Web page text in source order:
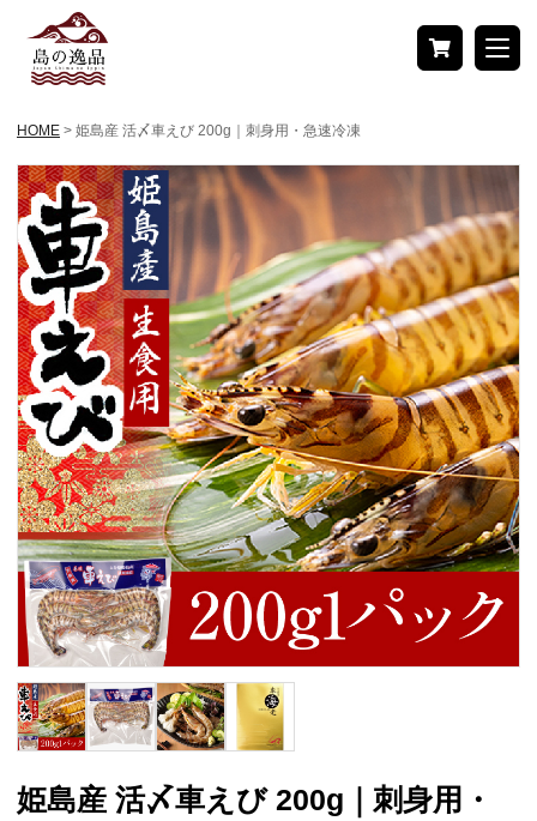
メニュー
トップページ お中元・夏ギフト特集
商品一覧 新着商品
離島だより 島の逸品レシピ
地域から探す
北海道 東北
関東 中部
近畿 中国
四国
沖縄
HOME > 姫島産 活〆車えび 200g｜刺身用・急速冷凍
姫島産 活〆車えび 200g｜刺身用・